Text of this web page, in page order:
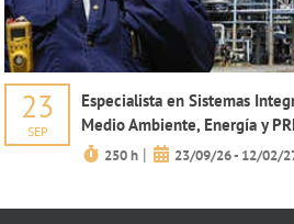
23
SEP
Especialista en Sistemas
Medio Ambiente, Energía y
250 h | 23/09/26 - 12/02/